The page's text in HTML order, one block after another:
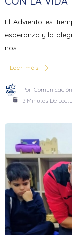
El Adviento es
esperanza y la
nos…
Leer más
Por
3 Minutos De